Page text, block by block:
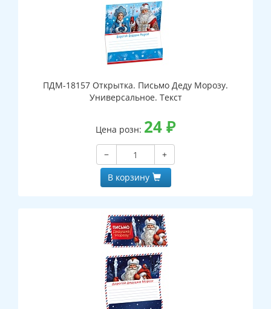
ПДМ-18157 Открытка. Письмо Деду Морозу.
Универсальное. Текст
Цена розн: 24₽
−
+
В корзину